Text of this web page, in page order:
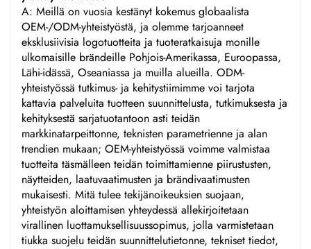
A: Meillä on vuosia kestänyt kokemus globaalista
OEM-/ODM-yhteistyöstä, ja olemme tarjoanneet
eksklusiivisia logotuotteita ja tuoteratkaisuja monille
ulkomaisille brändeille Pohjois-Amerikassa, Euroopassa,
Lähi-idässä, Oseaniassa ja muilla alueilla. ODM-
yhteistyössä tutkimus- ja kehitystiimimme voi tarjota
kattavia palveluita tuotteen suunnittelusta, tutkimuksesta ja
kehityksestä sarjatuotantoon asti teidän
markkinatarpeittonne, teknisten parametrienne ja alan
trendien mukaan; OEM-yhteistyössä voimme valmistaa
tuotteita täsmälleen teidän toimittamienne piirustusten,
näytteiden, laatuvaatimusten ja brändivaatimusten
mukaisesti. Mitä tulee tekijänoikeuksien suojaan,
yhteistyön aloittamisen yhteydessä allekirjoitetaan
virallinen luottamuksellisuussopimus, jolla varmistetaan
tiukka suojelu teidän suunnittelutietonne, tekniset tiedot,